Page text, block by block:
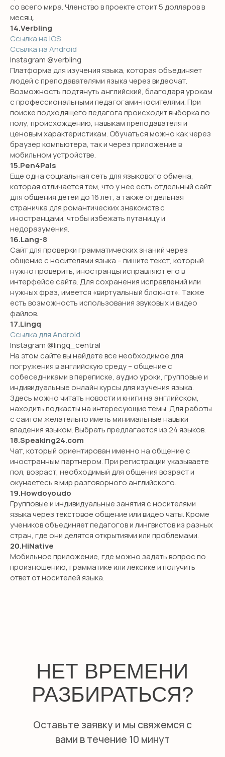
со всего мира. Членство в проекте стоит 5 долларов в
месяц.
14.Verbling
Ссылка на iOS
Ссылка на Android
Instagram @verbling
Платформа для изучения языка, которая объединяет
людей с преподавателями языка через видеочат.
Возможность подтянуть английский, благодаря урокам
с профессиональными педагогами-носителями. При
поиске подходящего педагога происходит выборка по
полу, происхождению, навыкам преподавателя и
ценовым характеристикам. Обучаться можно как через
браузер компьютера, так и через приложение в
мобильном устройстве.
15.Pen4Pals
Еще одна социальная сеть для языкового обмена,
которая отличается тем, что у нее есть отдельный сайт
для общения детей до 16 лет, а также отдельная
страничка для романтических знакомств с
иностранцами, чтобы избежать путаницу и
недоразумения.
16.Lang-8
Сайт для проверки грамматических знаний через
общение с носителями языка – пишите текст, который
нужно проверить, иностранцы исправляют его в
интерфейсе сайта. Для сохранения исправлений или
нужных фраз, имеется «виртуальный блокнот». Также
есть возможность использования звуковых и видео
файлов.
17.Lingq
Ссылка для Android
Instagram @lingq_central
На этом сайте вы найдете все необходимое для
погружения в английскую среду – общение с
собеседниками в переписке, аудио уроки, групповые и
индивидуальные онлайн курсы для изучения языка.
Здесь можно читать новости и книги на английском,
находить подкасты на интересующие темы. Для работы
с сайтом желательно иметь минимальные навыки
владения языком. Выбрать предлагается из 24 языков.
18.Speaking24.com
Чат, который ориентирован именно на общение с
иностранным партнером. При регистрации указываете
пол, возраст, необходимый для общения возраст и
окунаетесь в мир разговорного английского.
19.Howdoyoudo
Групповые и индивидуальные занятия с носителями
языка через текстовое общение или видео чаты. Кроме
учеников объединяет педагогов и лингвистов из разных
стран, где они делятся открытиями или проблемами.
20.HiNative
Мобильное приложение, где можно задать вопрос по
произношению, грамматике или лексике и получить
ответ от носителей языка.
+7
в соответствии с политикой конфиденциальности
ОТПРАВИТЬ
SMILE ENGLISH
SCHOOL
НАВИГАЦИЯ
Детям
Международные экзамены
Взрослым
Бизнес английский
Английский для школьников
International Baccalaureate (IB)
Подготовка в международные
школы
Английская гувернантка
Няни из филиппин
ПОЛУЧИТЬ КОНСУЛЬТАЦИЮ
откройте для себя новый уровень
владения английским!
Подготовка в гимназию
ИМ Примакова
A-level exam